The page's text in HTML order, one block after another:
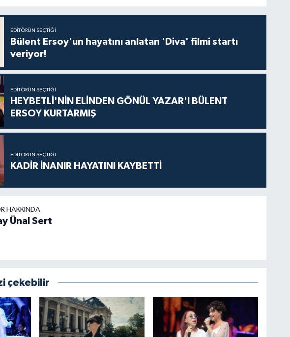
EDITÖRÜN SEÇTIĞI
Bülent Ersoy'un hayatını anlatan 'Diva' filmi startı
veriyor!
EDITÖRÜN SEÇTIĞI
HEYBETLİ'NİN ELİNDEN GÖNÜL YAZAR'I BÜLENT
ERSOY KURTARMIŞ
EDITÖRÜN SEÇTIĞI
KADİR İNANIR HAYATINI KAYBETTİ
HAKKINDA
Ünal Sert
çekebilir